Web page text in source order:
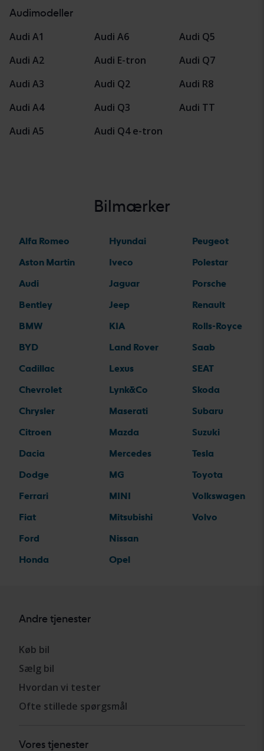
Audimodeller
Audi A1
Audi A2
Audi A3
Audi A4
Audi A5
Audi A6
Audi E-tron
Audi Q2
Audi Q3
Audi Q4 e-tron
Audi Q5
Audi Q7
Audi R8
Audi TT
Bilmærker
Alfa Romeo
Aston Martin
Audi
Bentley
BMW
BYD
Cadillac
Chevrolet
Chrysler
Citroen
Dacia
Dodge
Ferrari
Fiat
Ford
Honda
Hyundai
Iveco
Jaguar
Jeep
KIA
Land Rover
Lexus
Lynk&Co
Maserati
Mazda
Mercedes
MG
MINI
Mitsubishi
Nissan
Opel
Peugeot
Polestar
Porsche
Renault
Rolls-Royce
Saab
SEAT
Skoda
Subaru
Suzuki
Tesla
Toyota
Volkswagen
Volvo
Andre tjenester
Køb bil
Sælg bil
Hvordan vi tester
Ofte stillede spørgsmål
Vores tjenester